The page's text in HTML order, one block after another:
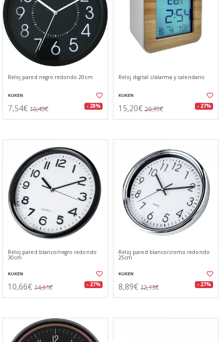
Reloj pared negro redondo 20cm
KUKEN
7,54€ 10,45€ - 28%
Reloj digital c/alarma y calendario
KUKEN
15,20€ 20,95€ - 27%
Reloj pared blanco/negro redondo
30cm
KUKEN
10,66€ 14,61€ - 27%
Reloj pared blanco/cromo redondo
25cm
KUKEN
8,89€ 12,13€ - 27%